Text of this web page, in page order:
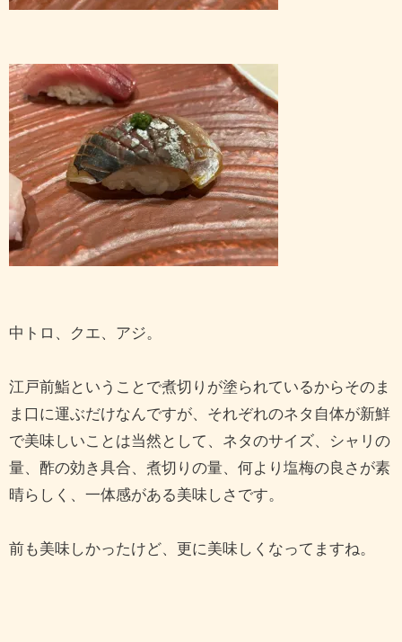
中トロ、クエ、アジ。
江戸前鮨ということで煮切りが塗られているからそのま
ま口に運ぶだけなんですが、それぞれのネタ自体が新鮮
で美味しいことは当然として、ネタのサイズ、シャリの
量、酢の効き具合、煮切りの量、何より塩梅の良さが素
晴らしく、一体感がある美味しさです。
前も美味しかったけど、更に美味しくなってますね。